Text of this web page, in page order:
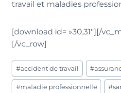
travail et maladies
[download id= »30,31″][/
[/vc_row]
Étiquettes
de
la
#accident de travail #
#maladie professionnelle #